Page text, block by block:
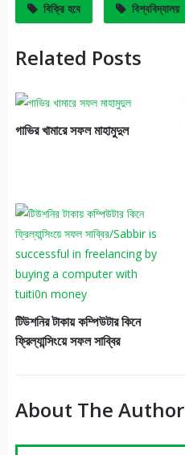
বিক্রি হবে বিশ্ববিদ্যালয়
Related Posts
গাভির খামারে সফল মাহামুদুল
টিউশনির টাকায় কম্পিউটার কিনে
ফ্রিল্যান্সিংয়ে সফল সাব্বির
About The Author